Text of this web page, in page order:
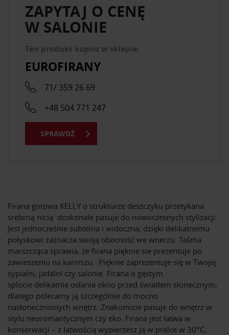
Firana gotowa KELLY o strukturze deszczyku przetykana
srebrną nicią doskonale pasuje do nowoczesnych stylizacji.
Jest jednocześnie subtelna i widoczna; dzięki delikatnemu
połyskowi zaznacza swoją obecność we wnerzu. Taśma
marszcząca sprawia, że firana pięknie sie prezentuje po
zawieszeniu na karniszu. Pięknie zaprezentuje się w Twojej
sypialni, jadalni czy salonie. Firana o gęstym
splocie delikatnie osłania okno przed światłem słonecznym,
dlatego polecamy ją szczególnie do mocno
nasłonecznionych wnętrz. Znakomicie pasuje do wnętrz w
stylu neoromantycznym czy eko. Firana jest łatwa w
konserwacji – z łatwością wypierzesz ją w pralce w 30oC.
ZAPYTAJ O CENĘ
W SALONIE
Ten produkt kupisz w sklepie:
EUROFIRANY
71/ 359 26 69
+48 504 771 247
SPRAWDŹ